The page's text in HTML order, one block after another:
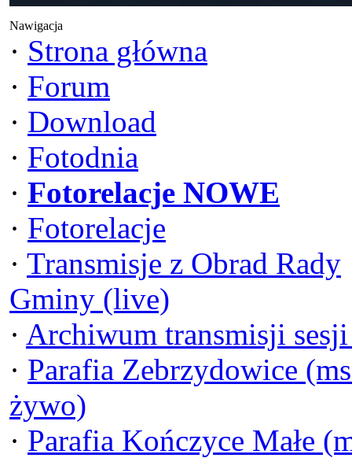
Nawigacja
· Strona główna
· Forum
· Download
· Fotodnia
· Fotorelacje NOWE
· Fotorelacje
· Transmisje z Obrad Rady
Gminy (live)
· Archiwum transmisji
· Parafia Zebrzydowice
żywo)
· Parafia Kończyce Małe